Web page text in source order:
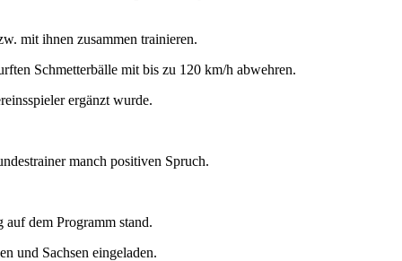
mit ihnen zusammen trainieren.
Schmetterbälle mit bis zu 120 km/h abwehren.
ergänzt wurde.
manch positiven Spruch.
dem Programm stand.
und Sachsen eingeladen.